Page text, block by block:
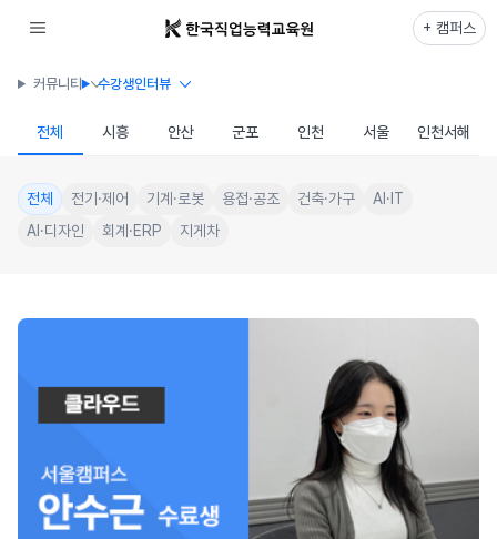
+ 캠퍼스
커뮤니티 수강생인터뷰
전체 시흥 안산 군포 인천 서울 인천서해
전체 전기·제어 기계·로봇 용접·공조 건축·가구
AI·IT
AI·디자인
회계·ERP 지게차